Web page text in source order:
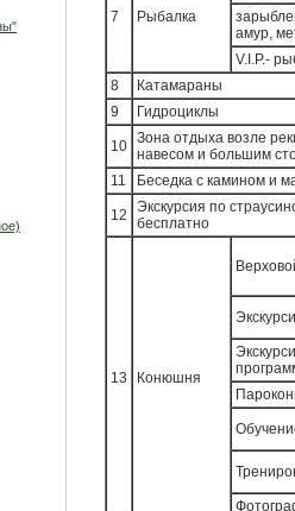
7 Рыбалка
амур,
V.I.P.-
8
Катамараны
9
Гидроциклы
10 Зона отдыха возле
навесом и большим
11
Беседка с камином и
12
Экскурсия по
бесплатно
13 Конюшня